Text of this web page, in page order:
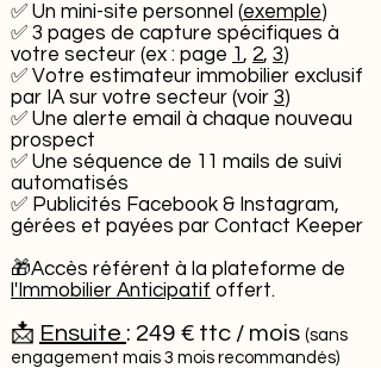
✅ Un mini-site personnel (exemple)
✅ 3 pages de capture spécifiques à
votre secteur (ex : page 1 , 2, 3)
✅ Votre estimateur immobilier exclusif
par IA sur votre secteur (voir 3)
✅ Une alerte email à chaque nouveau
prospect
✅ Une séquence de 11 mails de suivi
automatisés
✅ Publicités Facebook & Instagram,
gérées et payées par Contact Keeper
🎁Accès référent à la plateforme de
l'Immobilier Anticipatif offert.
📩 Ensuite : 249 € ttc / mois (sans
engagement mais 3 mois recommandés)